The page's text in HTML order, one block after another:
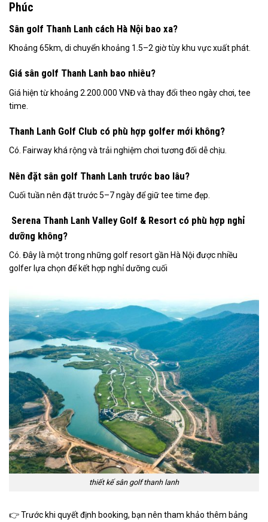
Phúc
Sân golf Thanh Lanh cách Hà Nội bao xa?
Khoảng 65km, di chuyển khoảng 1.5–2 giờ tùy khu vực xuất phát.
Giá sân golf Thanh Lanh bao nhiêu?
Giá hiện từ khoảng 2.200.000 VNĐ và thay đổi theo ngày chơi, tee
time.
Thanh Lanh Golf Club có phù hợp golfer mới không?
Có. Fairway khá rộng và trải nghiệm chơi tương đối dễ chịu.
Nên đặt sân golf Thanh Lanh trước bao lâu?
Cuối tuần nên đặt trước 5–7 ngày để giữ tee time đẹp.
Serena Thanh Lanh Valley Golf & Resort có phù hợp nghỉ
dưỡng không?
Có. Đây là một trong những golf resort gần Hà Nội được nhiều
golfer lựa chọn để kết hợp nghỉ dưỡng cuối
thiết kế sân golf thanh lanh
👉 Trước khi quyết định booking, bạn nên tham khảo thêm bảng